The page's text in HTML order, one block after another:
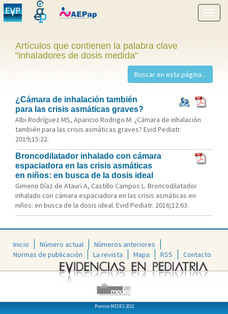
menú
Artículos que contienen la palabra clave
"inhaladores de dosis medida"
¿Cámara de inhalación también
para las crisis asmáticas graves?
Albi Rodríguez MS, Aparicio Rodrigo M. ¿Cámara de inhalación
también para las crisis asmáticas graves? Evid Pediatr.
2019;15:22.
Broncodilatador inhalado con cámara
espaciadora en las crisis asmáticas
en niños: en busca de la dosis ideal
Gimeno Díaz de Atauri A, Castillo Campos L. Broncodilatador
inhalado con cámara espaciadora en las crisis asmáticas en
niños: en busca de la dosis ideal. Evid Pediatr. 2016;12:63.
Inicio Número actual
Números anteriores
Normas de publicación
La revista Mapa RSS Contacto
Premio MEDES 2012